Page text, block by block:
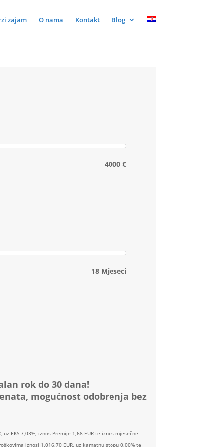
zajam O nama Kontakt Blog
4000 €
18 Mjeseci
rok do 30 dana!
mogućnost odobrenja bez
EKS 7,03%, iznos Premije 1,68 EUR te iznos mjesečne
iznosi 1.016,70 EUR, uz kamatnu stopu 0,00% te